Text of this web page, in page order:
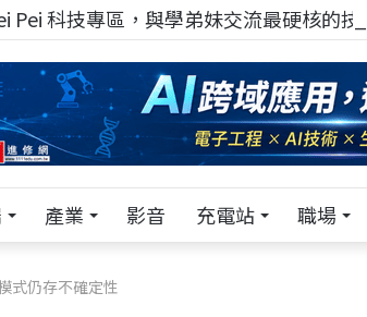
科技專區，與學弟妹交流最硬核的技術
產業 影音 充電站 職場
式仍存不確定性